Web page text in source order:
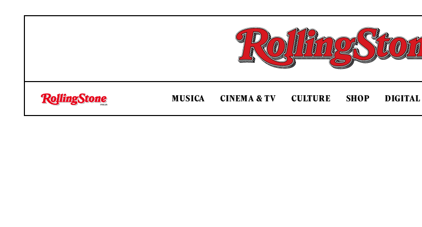
Rolling Stone Italia
MUSICA CINEMA & TV CULTURE SHOP DIGITAL